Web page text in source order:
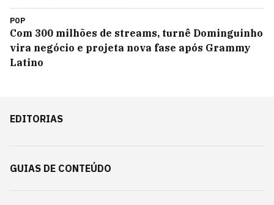
POP
Com 300 milhões de streams, turnê Dominguinho
vira negócio e projeta nova fase após Grammy
Latino
EDITORIAS
GUIAS DE CONTEÚDO